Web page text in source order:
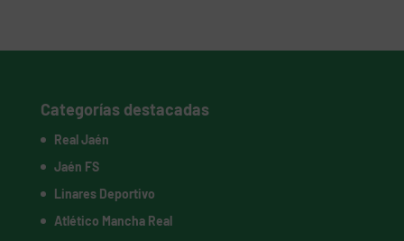
Categorías destacadas
Real Jaén
Jaén FS
Linares Deportivo
Atlético Mancha Real